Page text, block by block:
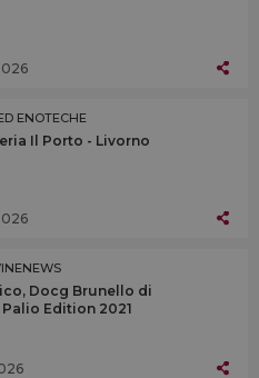
ENOTECHE
Il Porto - Livorno
Docg Brunello di
Edition 2021